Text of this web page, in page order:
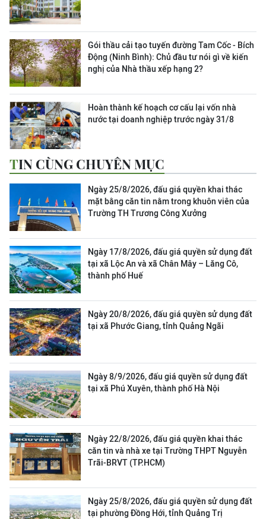
Gói thầu cải tạo tuyến đường Tam Cốc - Bích
Động (Ninh Bình): Chủ đầu tư nói gì về kiến
nghị của Nhà thầu xếp hạng 2?
Hoàn thành kế hoạch cơ cấu lại vốn nhà
nước tại doanh nghiệp trước ngày 31/8
TIN CÙNG CHUYÊN MỤC
Ngày 25/8/2026, đấu giá quyền khai thác
mặt bằng căn tin nằm trong khuôn viên của
Trường TH Trương Công Xưởng
Ngày 17/8/2026, đấu giá quyền sử dụng đất
tại xã Lộc An và xã Chân Mây – Lăng Cô,
thành phố Huế
Ngày 20/8/2026, đấu giá quyền sử dụng đất
tại xã Phước Giang, tỉnh Quảng Ngãi
Ngày 8/9/2026, đấu giá quyền sử dụng đất
tại xã Phú Xuyên, thành phố Hà Nội
Ngày 22/8/2026, đấu giá quyền khai thác
căn tin và nhà xe tại Trường THPT Nguyễn
Trãi-BRVT (TP.HCM)
Ngày 25/8/2026, đấu giá quyền sử dụng đất
tại phường Đồng Hới, tỉnh Quảng Trị